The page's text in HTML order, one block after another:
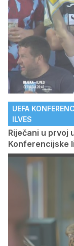
UEFA
ILVES
Riječani u prvoj
Konferencijske